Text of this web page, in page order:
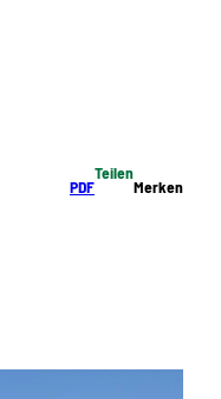
PDF
Teilen
Merken